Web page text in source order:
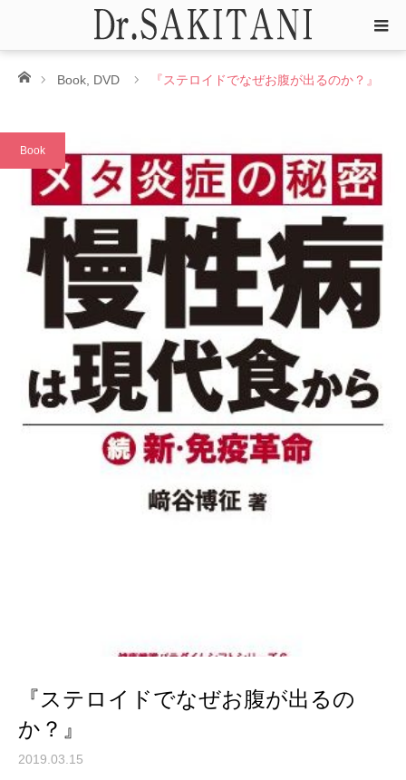
ホームBook DVD 『ステロイドでなぜお腹が出るのか？』
Book
『ステロイドでなぜお腹が出るの
か？』
2019.03.15